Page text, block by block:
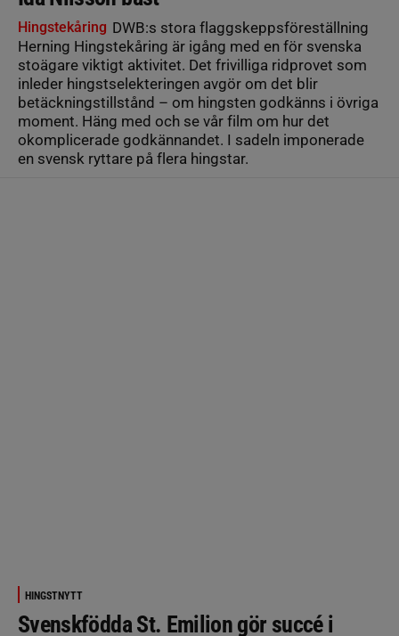
Hingstekåring DWB:s stora flaggskeppsföreställning
Herning Hingstekåring är igång med en för svenska
stoägare viktigt aktivitet. Det frivilliga ridprovet som
inleder hingstselekteringen avgör om det blir
betäckningstillstånd – om hingsten godkänns i övriga
moment. Häng med och se vår film om hur det
okomplicerade godkännandet. I sadeln imponerade
en svensk ryttare på flera hingstar.
HINGSTNYTT
Svenskfödda St. Emilion gör succé i